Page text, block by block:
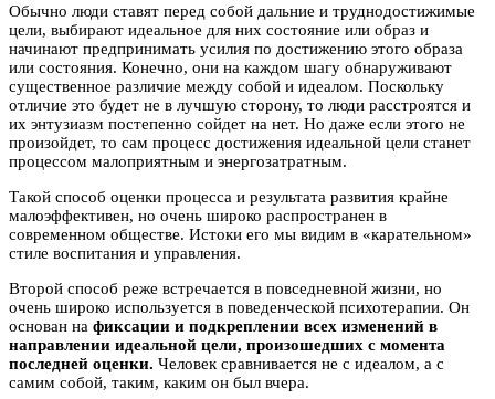
Обычно люди ставят перед собой дальние и труднодостижимые
цели, выбирают идеальное для них состояние или образ и
начинают предпринимать усилия по достижению этого образа
или состояния. Конечно, они на каждом шагу обнаруживают
существенное различие между собой и идеалом. Поскольку
отличие это будет не в лучшую сторону, то люди расстроятся и
их энтузиазм постепенно сойдет на нет. Но даже если этого не
произойдет, то сам процесс достижения идеальной цели станет
процессом малоприятным и энергозатратным.
Такой способ оценки процесса и результата развития крайне
малоэффективен, но очень широко распространен в
современном обществе. Истоки его мы видим в «карательном»
стиле воспитания и управления.
Второй способ реже встречается в повседневной жизни, но
очень широко используется в поведенческой психотерапии. Он
основан на фиксации и подкреплении всех изменений в
направлении идеальной цели, произошедших с момента
последней оценки. Человек сравнивается не с идеалом, а с
самим собой, таким, каким он был вчера.